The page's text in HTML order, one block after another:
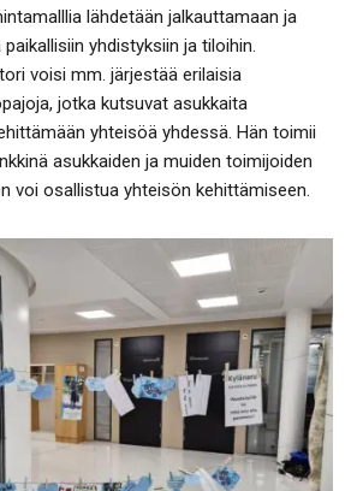
lähdetään jalkauttamaan ja
yhdistyksiin ja tiloihin.
voisi mm. järjestää erilaisia
jotka kutsuvat asukkaita
yhteisöä yhdessä. Hän toimii
asukkaiden ja muiden toimijoiden
voi osallistua yhteisön kehittämiseen.